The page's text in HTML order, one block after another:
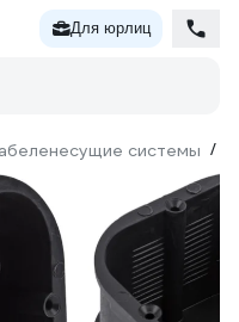
Для юрлиц
системы /